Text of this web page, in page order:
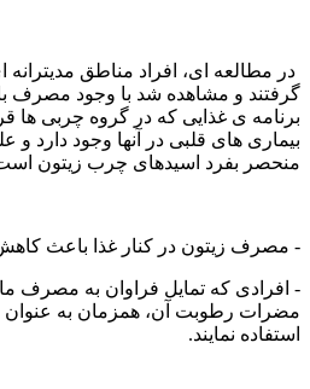
در مطالعه ای، افراد مناطق
گرفتند و مشاهده شد با وجود مصرف
برنامه ی غذایی که در گروه چربی ها
بیماری های قلبی در آنها وجود دارد
منحصر بفرد اسیدهای چرب زیتون
- مصرف زیتون در کنار غذا باعث
- افرادی که تمایل فراوان به مصرف
مضرات رطوبت آن، همزمان به عنوان
استفاده نمایند.